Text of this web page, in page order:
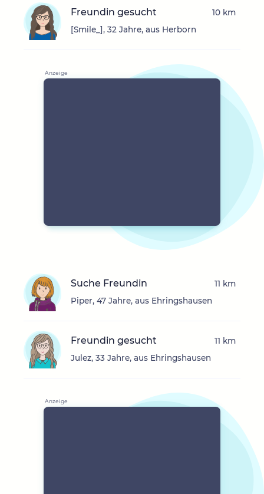
Freundin gesucht
[Smile_], 32 Jahre, aus Herborn
10 km
Suche Freundin
Piper, 47 Jahre, aus Ehringshausen
11 km
Freundin gesucht
Julez, 33 Jahre, aus Ehringshausen
11 km